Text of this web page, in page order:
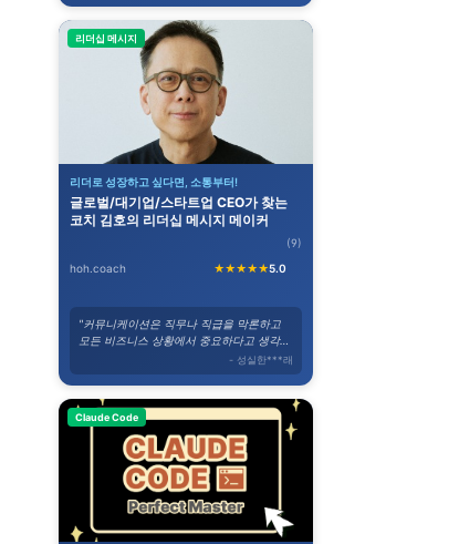
리더십 메시지
리더로 성장하고 싶다면, 소통부터!
글로벌/대기업/스타트업 CEO가 찾는
코치 김호의 리더십 메시지 메이커
hoh.coach ★★★★★5.0
(9)
"커뮤니케이션은 직무나 직급을 막론하고
모든 비즈니스 상황에서 중요하다고 생각합
- 성실한***래
Claude Code